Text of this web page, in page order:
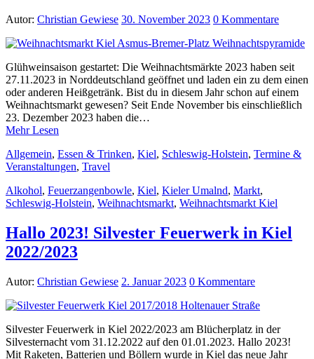
Autor: Christian Gewiese 30. November 2023 0 Kommentare
Glühweinsaison gestartet: Die Weihnachtsmärkte 2023 haben seit
27.11.2023 in Norddeutschland geöffnet und laden ein zu dem einen
oder anderen Heißgetränk. Bist du in diesem Jahr schon auf einem
Weihnachtsmarkt gewesen? Seit Ende November bis einschließlich
23. Dezember 2023 haben die…
Mehr Lesen
Allgemein, Essen & Trinken, Kiel, Schleswig-Holstein, Termine &
Veranstaltungen, Travel
Alkohol, Feuerzangenbowle, Kiel, Kieler Umalnd, Markt,
Schleswig-Holstein, Weihnachtsmarkt, Weihnachtsmarkt Kiel
Hallo 2023! Silvester Feuerwerk in Kiel
2022/2023
Autor: Christian Gewiese 2. Januar 2023 0 Kommentare
Silvester Feuerwerk in Kiel 2022/2023 am Blücherplatz in der
Silvesternacht vom 31.12.2022 auf den 01.01.2023. Hallo 2023!
Mit Raketen, Batterien und Böllern wurde in Kiel das neue Jahr